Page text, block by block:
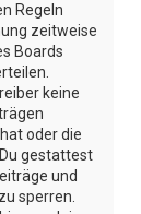
Regeln
zeitweise
Boards
keine
oder die
gestattest
und
sperren.